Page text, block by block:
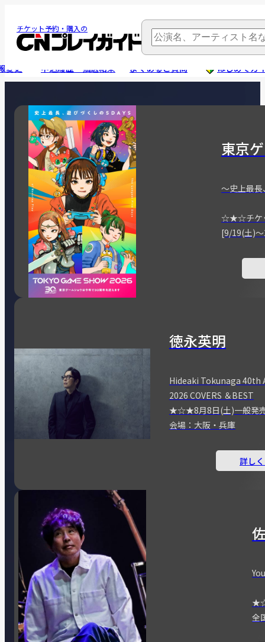
チケット予約・購入の
変更 申込履歴・抽選結果 よくあるご質問 はじめてガ
東京
～史上最長
☆★☆チケ
[9/19(土)
徳永英明
Hideaki Tokunaga 40th
2026 COVERS ＆BEST
★☆★8月8日(土)一般
会場：大阪・兵庫
詳し
全